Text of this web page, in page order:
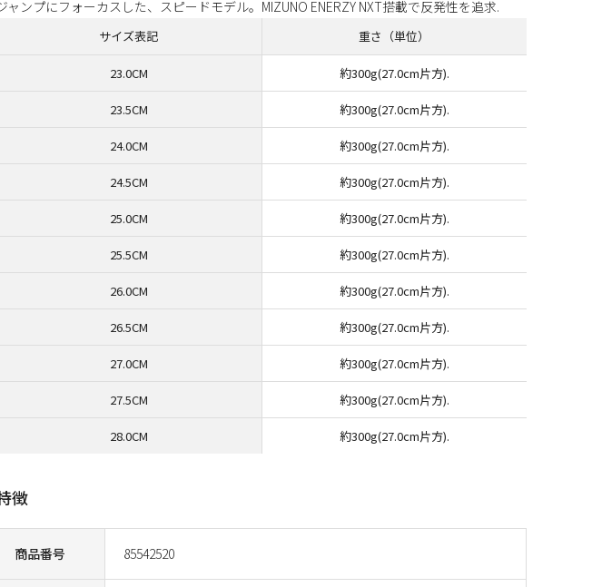
商品番号 85542520
ャンプにフォーカスした、スピードモデル。MIZUNO ENERZY NXT搭載で反発性を追求.
徴
サイズ表記 重さ（単位）
23.0CM 約300g(27.0cm片方).
23.5CM 約300g(27.0cm片方).
24.0CM 約300g(27.0cm片方).
24.5CM 約300g(27.0cm片方).
25.0CM 約300g(27.0cm片方).
25.5CM 約300g(27.0cm片方).
26.0CM 約300g(27.0cm片方).
26.5CM 約300g(27.0cm片方).
27.0CM 約300g(27.0cm片方).
27.5CM 約300g(27.0cm片方).
28.0CM 約300g(27.0cm片方).